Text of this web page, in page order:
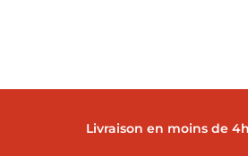
Livraison en moins de 4h